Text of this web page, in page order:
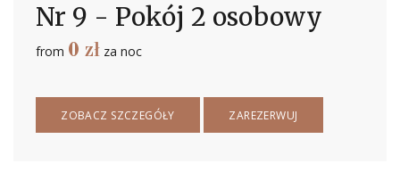
from 0 zł za noc
Nr 9 - Pokój 2 osobowy
ZOBACZ SZCZEGÓŁY ZAREZERWUJ